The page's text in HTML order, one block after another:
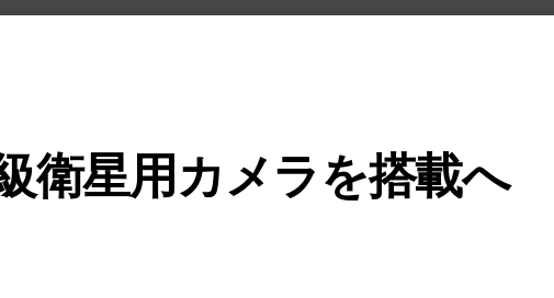
衛星用カメラを搭載へ